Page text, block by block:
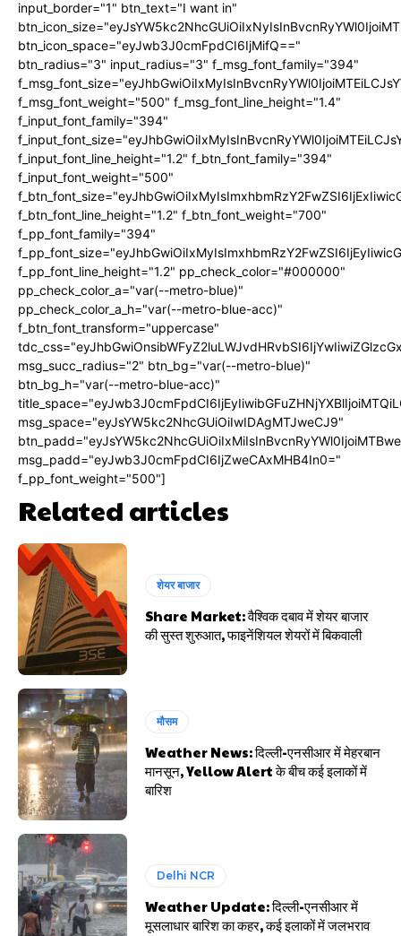
input_border="1" btn_text="I want in"
btn_icon_space="eyJwb3J0cmFpdCI6IjMifQ=="
btn_radius="3" input_radius="3" f_msg_font_family="394"
f_msg_font_weight="500" f_msg_font_line_height="1.4"
f_input_font_family="394"
f_input_font_line_height="1.2" f_btn_font_family="394"
f_input_font_weight="500"
f_btn_font_line_height="1.2" f_btn_font_weight="700"
f_pp_font_family="394"
f_pp_font_line_height="1.2" pp_check_color="#000000"
pp_check_color_a="var(--metro-blue)"
pp_check_color_a_h="var(--metro-blue-acc)"
f_btn_font_transform="uppercase"
msg_succ_radius="2" btn_bg="var(--metro-blue)"
btn_bg_h="var(--metro-blue-acc)"
msg_space="eyJsYW5kc2NhcGUiOiIwIDAgMTJweCJ9"
msg_padd="eyJwb3J0cmFpdCI6IjZweCAxMHB4In0="
f_pp_font_weight="500"]
Related articles
शेयर बाजार
Share Market: वैश्विक दबाव में शेयर बाजार
की सुस्त शुरुआत, फाइनेंशियल शेयरों में बिकवाली
मौसम
Weather News: दिल्ली-एनसीआर में मेहरबान
मानसून, Yellow Alert के बीच कई इलाकों में
बारिश
Delhi NCR
Weather Update: दिल्ली-एनसीआर में
मूसलाधार बारिश का कहर, कई इलाकों में जलभराव